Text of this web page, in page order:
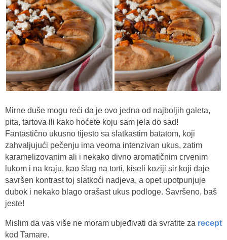
Mirne duše mogu reći da je ovo jedna od najboljih galeta,
pita, tartova ili kako hoćete koju sam jela do sad!
Fantastično ukusno tijesto sa slatkastim batatom, koji
zahvaljujući pečenju ima veoma intenzivan ukus, zatim
karamelizovanim ali i nekako divno aromatičnim crvenim
lukom i na kraju, kao šlag na torti, kiseli koziji sir koji daje
savršen kontrast toj slatkoći nadjeva, a opet upotpunjuje
dubok i nekako blago orašast ukus podloge. Savršeno, baš
jeste!
Mislim da vas više ne moram ubjeđivati da svratite za recept
kod Tamare.